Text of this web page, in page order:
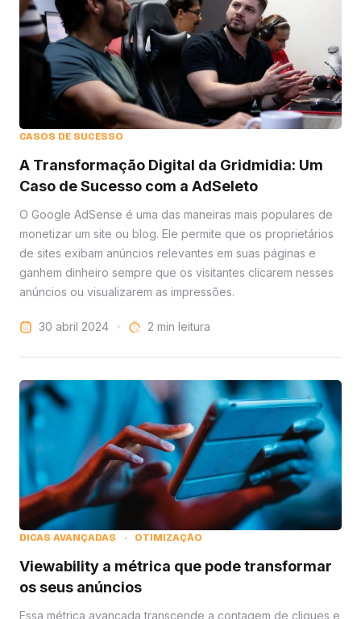
CASOS DE SUCESSO
A Transformação Digital da Gridmidia: Um
Caso de Sucesso com a AdSeleto
O Google AdSense é uma das maneiras mais populares de
monetizar um site ou blog. Ele permite que os proprietários
de sites exibam anúncios relevantes em suas páginas e
ganhem dinheiro sempre que os visitantes clicarem nesses
anúncios ou visualizarem as impressões.
30 abril 2024 leitura
DICAS AVANÇADAS OTIMIZAÇÃO
Viewability a métrica que pode transformar
os seus anúncios
Essa métrica avançada transcende a contagem de cliques e